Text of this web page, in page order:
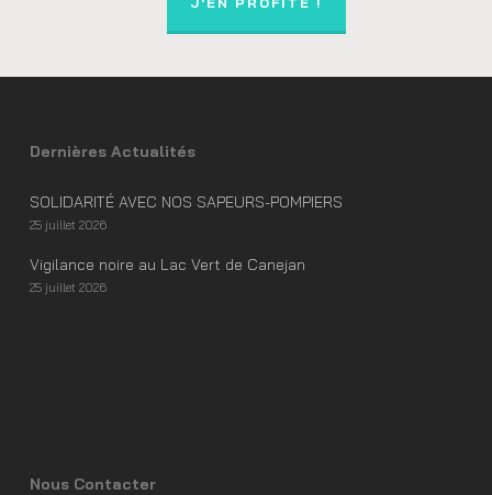
Dernières Actualités
SOLIDARITÉ AVEC NOS SAPEURS-POMPIERS
25 juillet 2026
Vigilance noire au Lac Vert de Canejan
25 juillet 2026
Nous Contacter